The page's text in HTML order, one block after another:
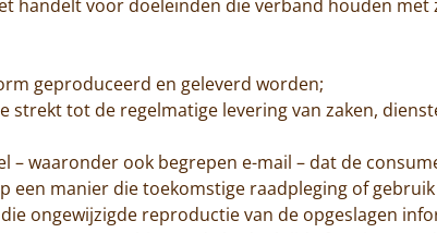
handelt voor doeleinden die verband houden met
geproduceerd en geleverd worden;
strekt tot de regelmatige levering van zaken,
– waaronder ook begrepen e-mail – dat de
een manier die toekomstige raadpleging of
ongewijzigde reproductie van de opgeslagen